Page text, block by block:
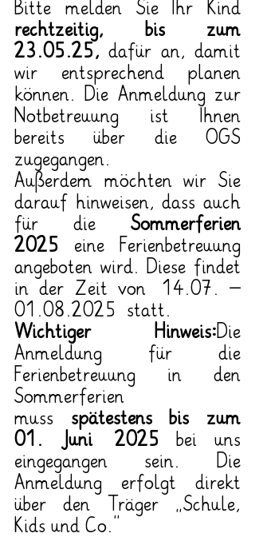
rechtzeitig, bis zum
23.05.25, dafür an, damit
wir entsprechend planen
können. Die Anmeldung zur
Notbetreuung ist Ihnen
bereits über die OGS
zugegangen.
Außerdem möchten wir Sie
darauf hinweisen, dass auch
für die Sommerferien
2025 eine Ferienbetreuung
angeboten wird. Diese findet
in der Zeit von 14.07. –
01.08.2025 statt.
Wichtiger Hinweis:Die
Anmeldung für die
Ferienbetreuung in den
Sommerferien
muss spätestens bis zum
01. Juni 2025 bei uns
eingegangen sein. Die
Anmeldung erfolgt direkt
über den Träger „Schule,
Kids und Co.“